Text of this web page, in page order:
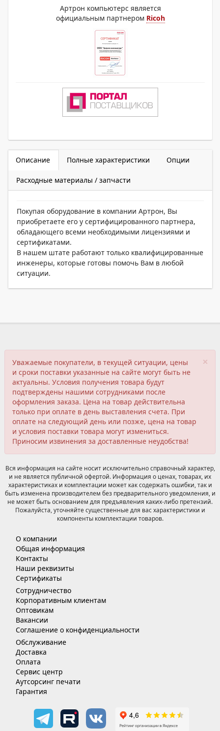
Артрон компьютерс является
официальным партнером Ricoh
Описание Полные характеристики Опции
Расходные материалы / запчасти
Покупая оборудование в компании Артрон, Вы
приобретаете его у сертифицированного партнера,
обладающего всеми необходимыми лицензиями и
сертификатами.
В нашем штате работают только квалифицированные
инженеры, которые готовы помочь Вам в любой
ситуации.
×
Уважаемые покупатели, в текущей ситуации, цены
и сроки поставки указанные на сайте могут быть не
актуальны. Условия получения товара будут
подтверждены нашими сотрудниками после
оформления заказа. Цена на товар действительна
только при оплате в день выставления счета. При
оплате на следующий день или позже, цена на товар
и условия поставки товара могут измениться.
Приносим извинения за доставленные неудобства!
Вся информация на сайте носит исключительно справочный характер,
и не является публичной офертой. Информация о ценах, товарах, их
характеристиках и комплектации может как содержать ошибки, так и
быть изменена производителем без предварительного уведомления, и
не может быть основанием для предъявления каких-либо претензий.
Пожалуйста, уточняйте существенные для вас характеристики и
компоненты комплектации товаров.
О компании
Общая информация
Контакты
Наши реквизиты
Сертификаты
Сотрудничество
Корпоративным клиентам
Оптовикам
Вакансии
Соглашение о конфиденциальности
Обслуживание
Доставка
Оплата
Сервис центр
Аутсорсинг печати
Гарантия